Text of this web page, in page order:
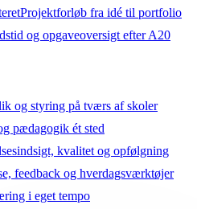
Projektforløb fra idé til portfolio
og opgaveoversigt efter A20
og styring på tværs af skoler
pædagogik ét sted
kvalitet og opfølgning
feedback og hverdagsværktøjer
i eget tempo